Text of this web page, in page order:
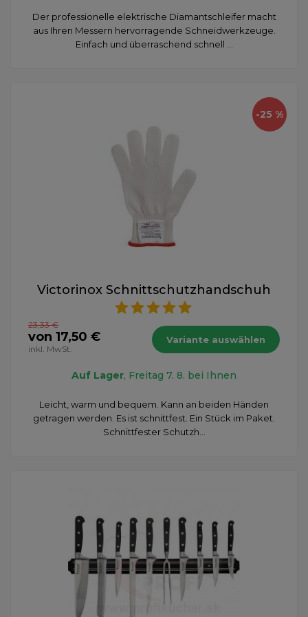
Der professionelle elektrische Diamantschleifer macht
aus Ihren Messern hervorragende Schneidwerkzeuge.
Einfach und überraschend schnell ...
-25 %
Victorinox Schnittschutzhandschuh
23,33 €
von 17,50 €
inkl. MwSt.
Variante auswählen
Auf Lager, Freitag 7. 8. bei Ihnen
Leicht, warm und bequem. Kann an beiden Händen
getragen werden. Es ist schnittfest. Ein Stück im Paket.
Schnittfester Schutzh...